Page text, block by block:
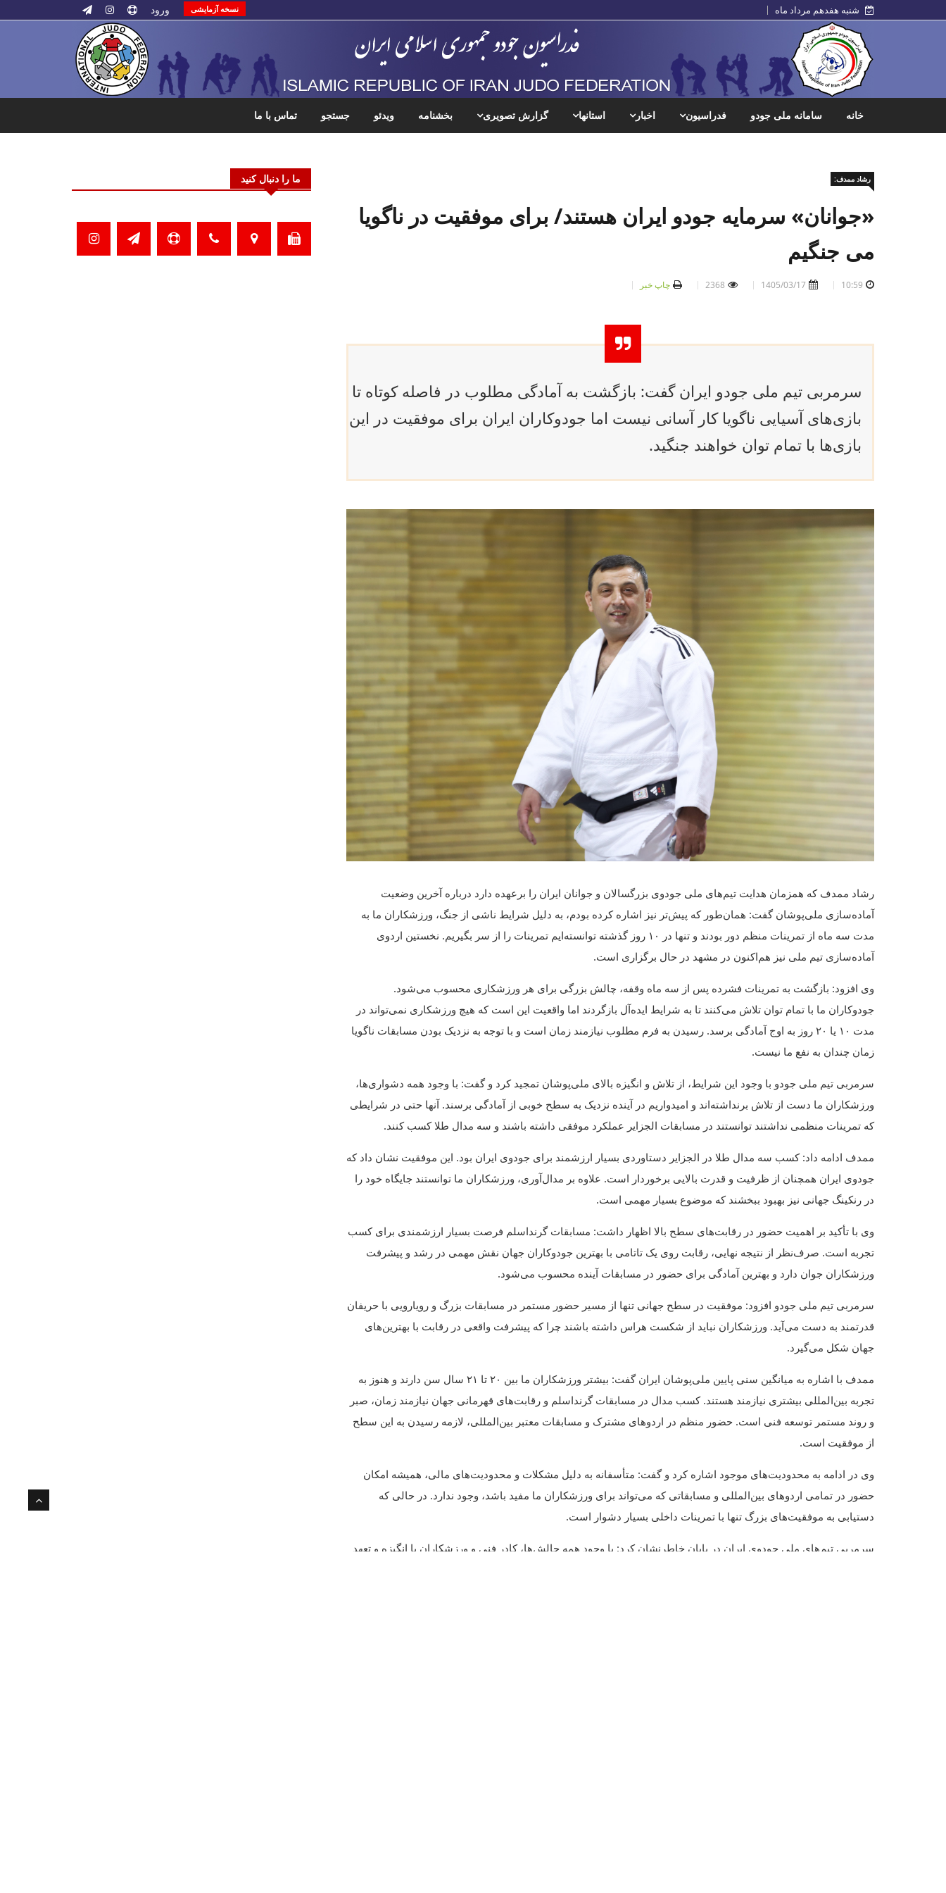
شنبه هفدهم مرداد ماه نسخه آزمایشی ورود
خانه سامانه ملی جودو فدراسیون اخبار استانها گزارش تصویری بخشنامه ویدئو جستجو تماس با ما
رشاد ممدف:
«جوانان» سرمایه جودو ایران هستند/ برای موفقیت در ناگویا
می جنگیم
10:59
1405/03/17
2368 چاپ خبر
سرمربی تیم‌ ملی جودو ایران گفت: بازگشت به آمادگی مطلوب در فاصله کوتاه تا
بازی‌های آسیایی ناگویا کار آسانی نیست اما جودوکاران ایران برای موفقیت در این
بازی‌ها با تمام توان خواهند جنگید.
رشاد ممدف که همزمان هدایت تیم‌های ملی جودوی بزرگسالان و جوانان ایران را برعهده دارد درباره آخرین وضعیت
آماده‌سازی ملی‌پوشان گفت: همان‌طور که پیش‌تر نیز اشاره کرده بودم، به دلیل شرایط ناشی از جنگ، ورزشکاران ما به
مدت سه ماه از تمرینات منظم دور بودند و تنها در ۱۰ روز گذشته توانسته‌ایم تمرینات را از سر بگیریم. نخستین اردوی
آماده‌سازی تیم ملی نیز هم‌اکنون در مشهد در حال برگزاری است.
وی افزود: بازگشت به تمرینات فشرده پس از سه ماه وقفه، چالش بزرگی برای هر ورزشکاری محسوب می‌شود.
جودوکاران ما با تمام توان تلاش می‌کنند تا به شرایط ایده‌آل بازگردند اما واقعیت این است که هیچ ورزشکاری نمی‌تواند در
مدت ۱۰ یا ۲۰ روز به اوج آمادگی برسد. رسیدن به فرم مطلوب نیازمند زمان است و با توجه به نزدیک بودن مسابقات ناگویا
زمان چندان به نفع ما نیست.
سرمربی تیم‌ ملی جودو با وجود این شرایط، از تلاش و انگیزه بالای ملی‌پوشان تمجید کرد و گفت: با وجود همه دشواری‌ها،
ورزشکاران ما دست از تلاش برنداشته‌اند و امیدواریم در آینده نزدیک به سطح خوبی از آمادگی برسند. آنها حتی در شرایطی
که تمرینات منظمی نداشتند توانستند در مسابقات الجزایر عملکرد موفقی داشته باشند و سه مدال طلا کسب کنند.
ممدف ادامه داد: کسب سه مدال طلا در الجزایر دستاوردی بسیار ارزشمند برای جودوی ایران بود. این موفقیت نشان داد که
جودوی ایران همچنان از ظرفیت و قدرت بالایی برخوردار است. علاوه بر مدال‌آوری، ورزشکاران ما توانستند جایگاه خود را
در رنکینگ جهانی نیز بهبود ببخشند که موضوع بسیار مهمی است.
وی با تأکید بر اهمیت حضور در رقابت‌های سطح بالا اظهار داشت: مسابقات گرنداسلم فرصت بسیار ارزشمندی برای کسب
تجربه است. صرف‌نظر از نتیجه نهایی، رقابت روی یک تاتامی با بهترین جودوکاران جهان نقش مهمی در رشد و پیشرفت
ورزشکاران جوان دارد و بهترین آمادگی برای حضور در مسابقات آینده محسوب می‌شود.
سرمربی تیم ملی جودو افزود: موفقیت در سطح جهانی تنها از مسیر حضور مستمر در مسابقات بزرگ و رویارویی با حریفان
قدرتمند به دست می‌آید. ورزشکاران نباید از شکست هراس داشته باشند چرا که پیشرفت واقعی در رقابت با بهترین‌های
جهان شکل می‌گیرد.
ممدف با اشاره به میانگین سنی پایین ملی‌پوشان ایران گفت: بیشتر ورزشکاران ما بین ۲۰ تا ۲۱ سال سن دارند و هنوز به
تجربه بین‌المللی بیشتری نیازمند هستند. کسب مدال در مسابقات گرنداسلم و رقابت‌های قهرمانی جهان نیازمند زمان، صبر
و روند مستمر توسعه فنی است. حضور منظم در اردوهای مشترک و مسابقات معتبر بین‌المللی، لازمه رسیدن به این سطح
از موفقیت است.
وی در ادامه به محدودیت‌های موجود اشاره کرد و گفت: متأسفانه به دلیل مشکلات و محدودیت‌های مالی، همیشه امکان
حضور در تمامی اردوهای بین‌المللی و مسابقاتی که می‌تواند برای ورزشکاران ما مفید باشد، وجود ندارد. در حالی که
دستیابی به موفقیت‌های بزرگ تنها با تمرینات داخلی بسیار دشوار است.
سرمربی تیم‌های ملی جودوی ایران در پایان خاطرنشان کرد: با وجود همه چالش‌ها، کادر فنی و ورزشکاران با انگیزه و تعهد
ما را دنبال کنید